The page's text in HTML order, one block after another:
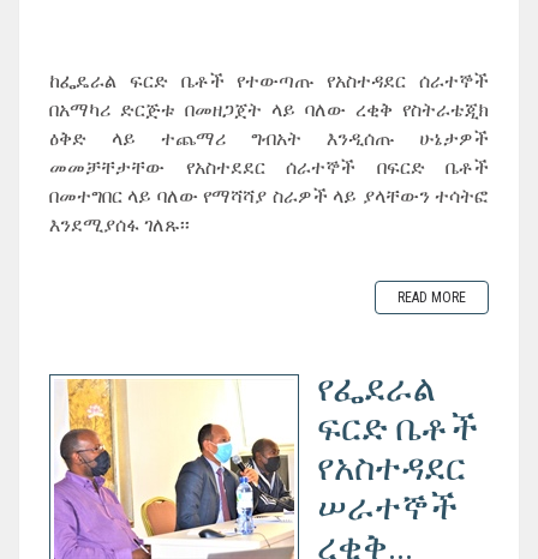
ከፌዴራል ፍርድ ቤቶች የተውጣጡ የአስተዳደር ሰራተኞች
በአማካሪ ድርጅቱ በመዘጋጀት ላይ ባለው ረቂቅ የስትራቴጂክ
ዕቅድ ላይ ተጨማሪ ግብአት እንዲሰጡ ሁኔታዎች
መመቻቸታቸው የአስተደደር ሰራተኞች በፍርድ ቤቶች
በመተግበር ላይ ባለው የማሻሻያ ስራዎች ላይ ያላቸውን ተሳትፎ
እንደሚያሰፋ ገለጹ፡፡
READ MORE
የፌደራል
ፍርድ ቤቶች
የአስተዳደር
ሠራተኞች
ረቂቅ...